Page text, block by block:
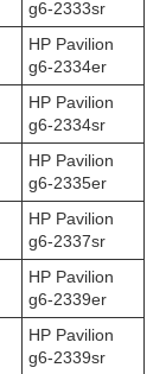
g6-2333sr
HP Pavilion
g6-2334er
HP Pavilion
g6-2334sr
HP Pavilion
g6-2335er
HP Pavilion
g6-2337sr
HP Pavilion
g6-2339er
HP Pavilion
g6-2339sr